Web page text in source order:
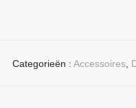
Categorieën : Accessoires